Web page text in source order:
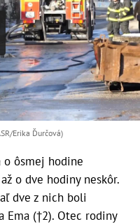
Erika Ďurčová)
o ôsmej hodine
o dve hodiny neskôr.
dve z nich boli
Ema (†2). Otec rodiny